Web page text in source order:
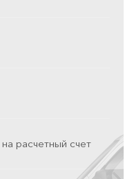
расчетный счет